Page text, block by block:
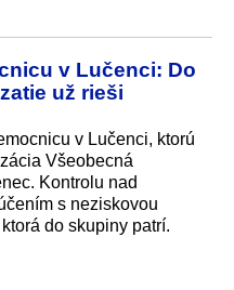
v Lučenci: Do
už rieši
v Lučenci, ktorú
Všeobecná
Kontrolu nad
s neziskovou
do skupiny patrí.